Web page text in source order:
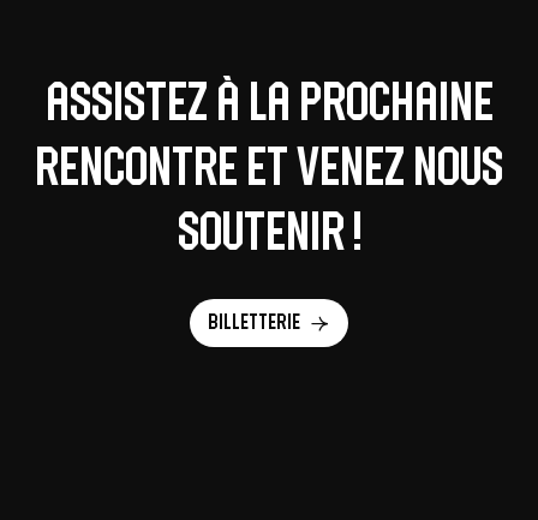
Assistez à la prochaine
rencontre et venez nous
soutenir !
Billetterie